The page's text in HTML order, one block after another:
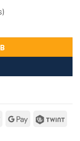
Apple
Google